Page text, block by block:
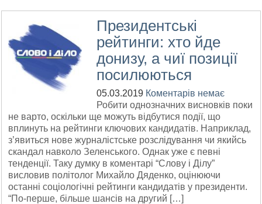
Президентські
рейтинги: хто йде
донизу, а чиї позиції
посилюються
05.03.2019 Коментарів немає
Робити однозначних висновків поки
не варто, оскільки ще можуть відбутися події, що
вплинуть на рейтинги ключових кандидатів. Наприклад,
з’явиться нове журналістське розслідування чи якийсь
скандал навколо Зеленського. Однак уже є певні
тенденції. Таку думку в коментарі “Слову і Ділу”
висловив політолог Михайло Дяденко, оцінюючи
останні соціологічні рейтинги кандидатів у президенти.
“По-перше, більше шансів на другий […]